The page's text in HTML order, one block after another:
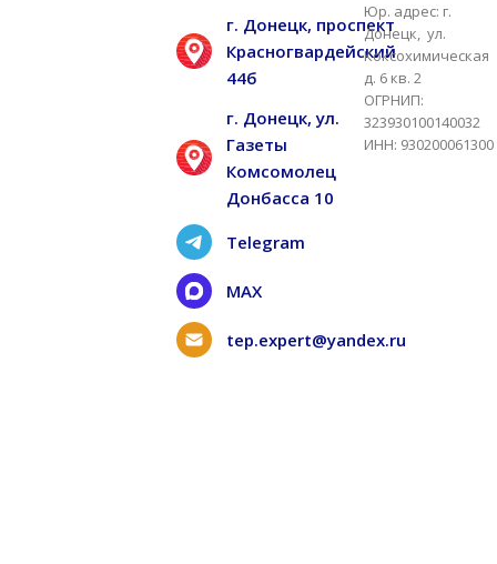
г. Донецк, проспект
Красногвардейский
44б
г. Донецк, ул.
Газеты
Комсомолец
Донбасса 10
Telegram
MAX
tep.expert@yandex.ru
Юр. адрес: г.
Донецк, ул.
Коксохимическая
д. 6 кв. 2
ОГРНИП:
323930100140032
ИНН: 930200061300